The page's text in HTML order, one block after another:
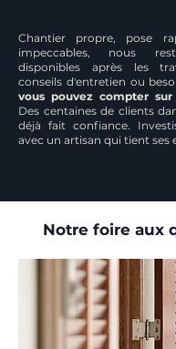
Chantier propre, pose
impeccables, nous
disponibles après les
conseils d'entretien ou
vous pouvez compter
Des centaines de clients
déjà fait confiance.
avec un artisan qui tient ses
Notre foire aux